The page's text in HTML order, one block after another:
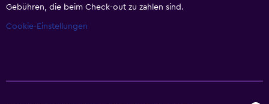
Gebühren, die beim Check-out zu zahlen sind.
Cookie-Einstellungen